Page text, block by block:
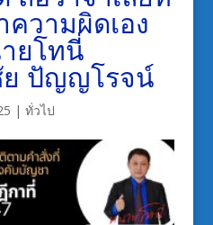
ความผิดเอง
ยโทนี่
ปัญญโรจน์
| ทั่วไป